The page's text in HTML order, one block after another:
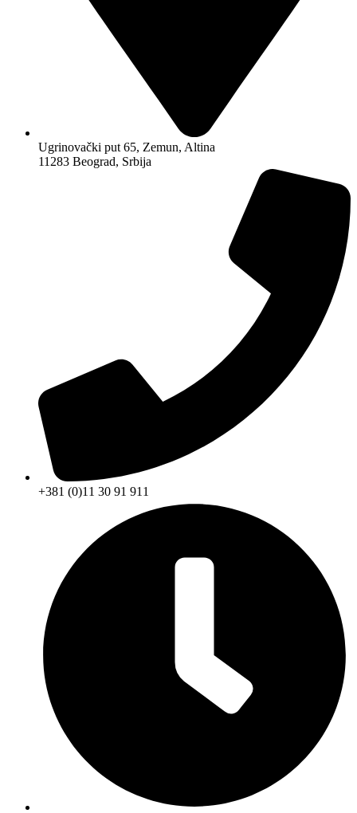
Ugrinovački put 65, Zemun, Altina
11283 Beograd, Srbija
+381 (0)11 30 91 911